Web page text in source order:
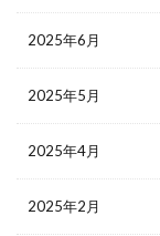
2025年6月
2025年5月
2025年4月
2025年2月